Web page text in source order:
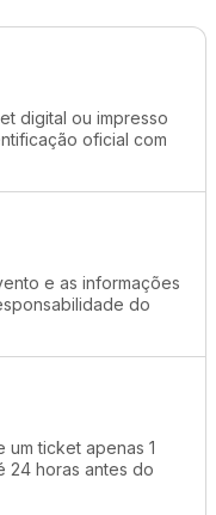
digital ou impresso
oficial com
e as informações
do
ticket apenas 1
24 horas antes do